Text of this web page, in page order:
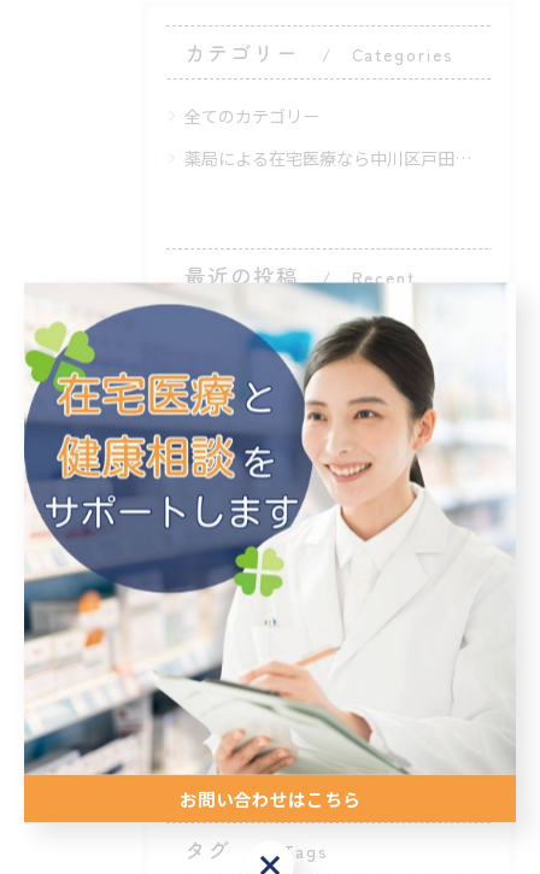
カテゴリー Categories
全てのカテゴリー
薬局による在宅医療なら中川区戸田の平成薬局 素早い対応 薬をお届け 薬の管理をサポート
最近の投稿
Recent
Posts
2026/08/10
2026/08/03
タグ Tags
お問い合わせはこちら
お問い合わせはこちら